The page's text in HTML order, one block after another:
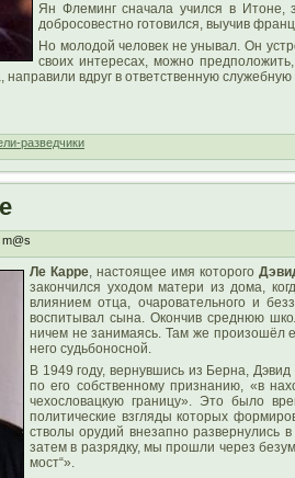
Ян Флеминг сначала учился в Итоне,
добросовестно готовился, выучив
Но молодой человек не унывал. Он
своих интересах, можно
вдруг в ответственную
разведчики
Ле Карре, настоящее имя которого
закончился уходом матери из дома,
влиянием отца, очаровательного и
воспитывал сына. Окончив среднюю
ничем не занимаясь. Там же произошёл
него судьбоносной.
В 1949 году, вернувшись из Берна,
по его собственному признанию, «в
чехословацкую границу». Это было
политические взгляды которых
стволы орудий внезапно развернулись
затем в разрядку, мы прошли через
мост“».